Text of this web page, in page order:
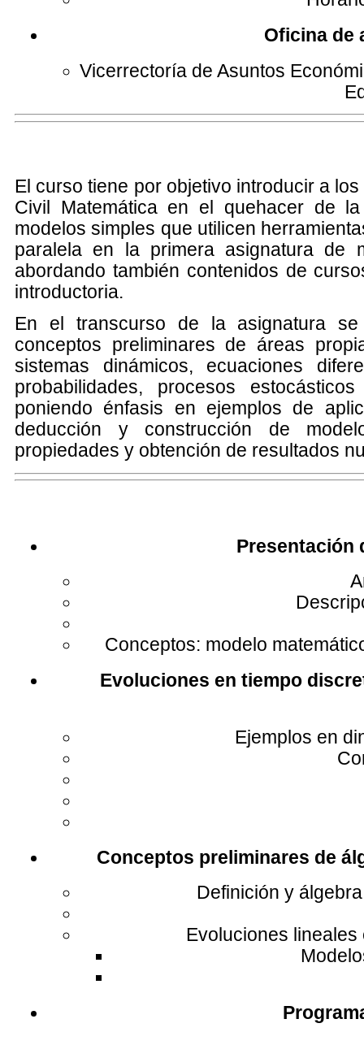
Oficina de
Vicerrectoría de Asuntos
El curso tiene por objetivo introducir a
Civil Matemática en el quehacer de
modelos simples que utilicen
paralela en la primera asignatura de
abordando también contenidos de
introductoria.
En el transcurso de la asignatura se
conceptos preliminares de áreas
sistemas dinámicos, ecuaciones
probabilidades, procesos
poniendo énfasis en ejemplos de
deducción y construcción de
propiedades y obtención de resultados
Presentación
Conceptos: modelo
Evoluciones en tiempo
Ejemplos en
Conceptos preliminares de
Definición y
Evoluciones